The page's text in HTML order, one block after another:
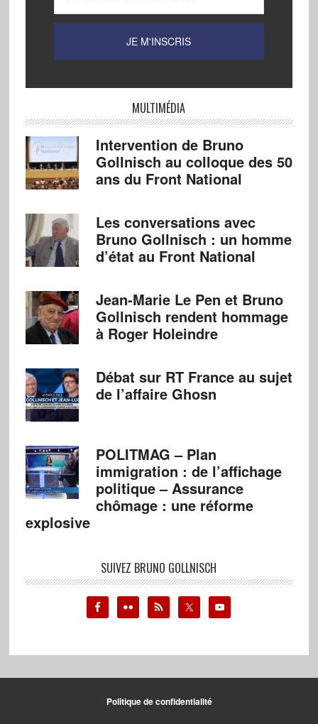
MULTIMÉDIA
Intervention de Bruno
Gollnisch au colloque des 50
ans du Front National
Les conversations avec
Bruno Gollnisch : un homme
d’état au Front National
Jean-Marie Le Pen et Bruno
Gollnisch rendent hommage
à Roger Holeindre
Débat sur RT France au sujet
de l’affaire Ghosn
POLITMAG – Plan
immigration : de l’affichage
politique – Assurance
chômage : une réforme
explosive
SUIVEZ BRUNO GOLLNISCH
Politique de confidentialité